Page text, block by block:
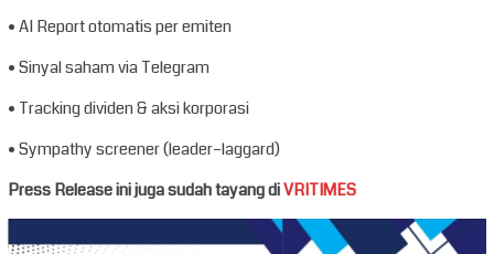
• AI Report otomatis per emiten
• Sinyal saham via Telegram
• Tracking dividen & aksi korporasi
• Sympathy screener (leader–laggard)
Press Release ini juga sudah tayang diVRITIMES